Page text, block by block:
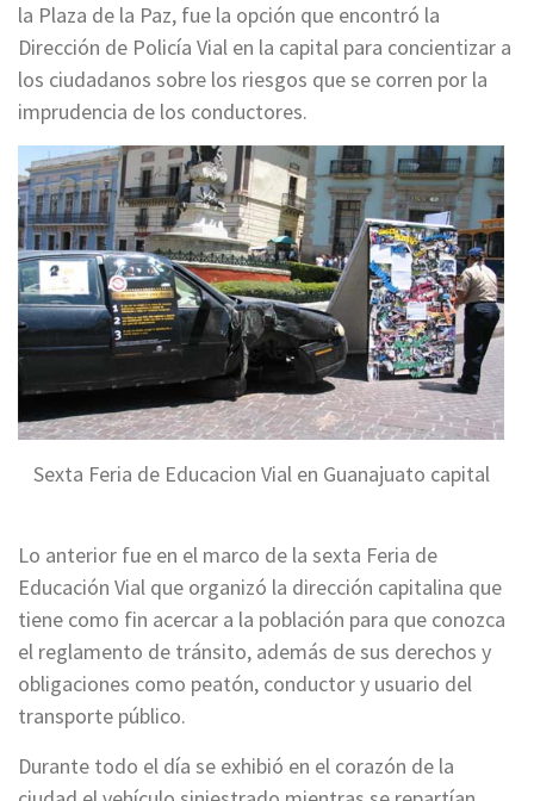
la Plaza de la Paz, fue la opción que encontró la
Dirección de Policía Vial en la capital para concientizar a
los ciudadanos sobre los riesgos que se corren por la
imprudencia de los conductores.
Sexta Feria de Educacion Vial en Guanajuato capital
Lo anterior fue en el marco de la sexta Feria de
Educación Vial que organizó la dirección capitalina que
tiene como fin acercar a la población para que conozca
el reglamento de tránsito, además de sus derechos y
obligaciones como peatón, conductor y usuario del
transporte público.
Durante todo el día se exhibió en el corazón de la